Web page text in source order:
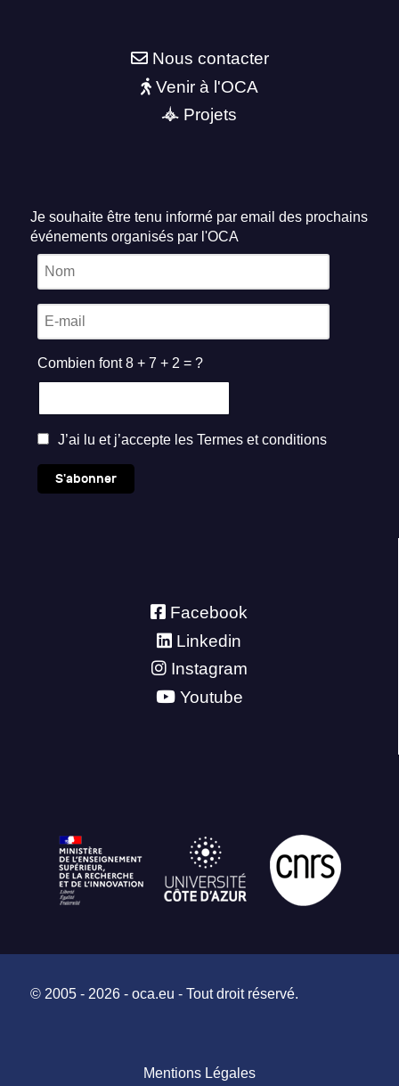
Nous contacter
Venir à l'OCA
Projets
Je souhaite être tenu informé par email des prochains
événements organisés par l'OCA
Combien font 8 + 7 + 2 = ?
J’ai lu et j’accepte les Termes et conditions
S'abonner
Facebook
Linkedin
Instagram
Youtube
© 2005 - 2026 - oca.eu - Tout droit réservé.
Mentions Légales